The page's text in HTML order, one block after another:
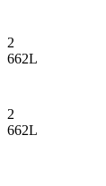
2
662L
2
662L